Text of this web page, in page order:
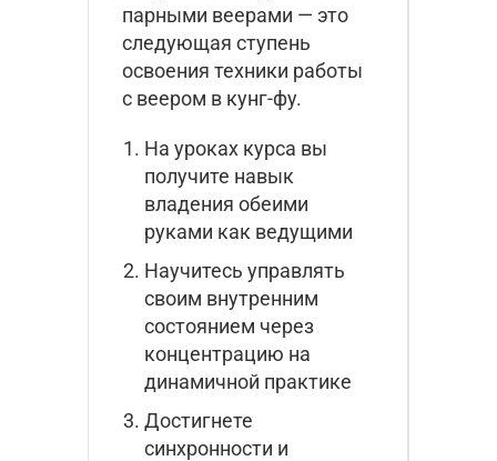
парными веерами — это
следующая ступень
освоения техники работы
с веером в кунг-фу.
На уроках курса вы
получите навык
владения обеими
руками как ведущими
Научитесь управлять
своим внутренним
состоянием через
концентрацию на
динамичной практике
Достигнете
синхронности и